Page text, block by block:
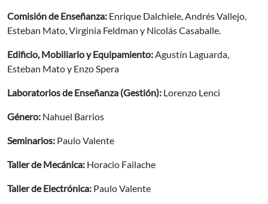
Comisión de Enseñanza: Enrique Dalchiele, Andrés Vallejo,
Esteban Mato, Virginia Feldman y Nicolás Casaballe.
Edificio, Mobiliario y Equipamiento:Agustín Laguarda,
Esteban Mato y Enzo Spera
Laboratorios de Enseñanza (Gestión): Lorenzo Lenci
Género: Nahuel Barrios
Seminarios: Paulo Valente
Taller de Mecánica: Horacio Failache
Taller de Electrónica: Paulo Valente